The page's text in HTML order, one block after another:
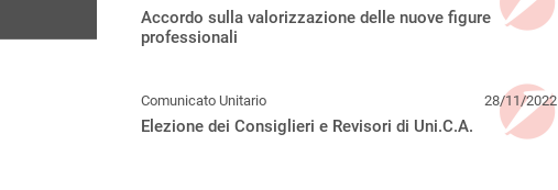
Accordo sulla valorizzazione delle nuove figure
professionali
Comunicato Unitario 28/11/2022
Elezione dei Consiglieri e Revisori di Uni.C.A.